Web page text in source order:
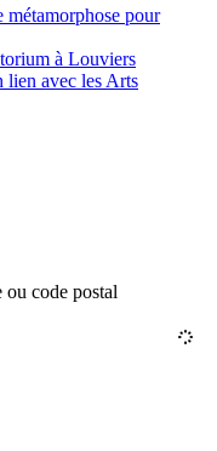
métamorphose pour
à Louviers
lien avec les Arts
ou code postal